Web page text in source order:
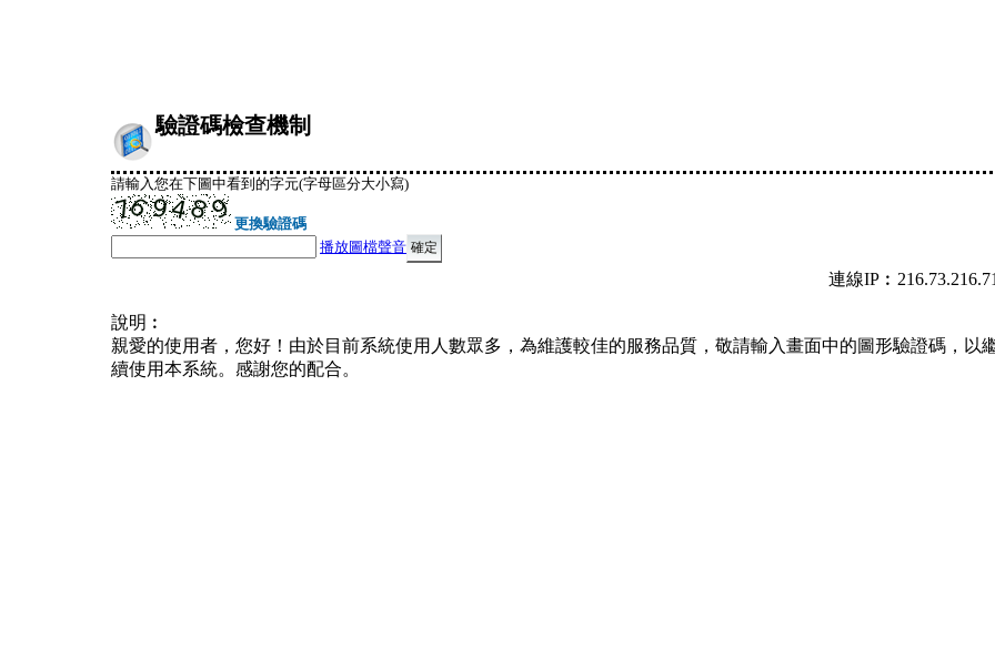
驗證碼檢查機制
請輸入您在下圖中看到的字元(字母區分大小寫)
更換驗證碼
播放圖檔聲音
連線
說明︰
親愛的使用者，您好！由於目前系統使用人數眾多，為維護較佳的服務品質，敬請輸入畫面中的圖形驗證碼，以
續使用本系統。感謝您的配合。